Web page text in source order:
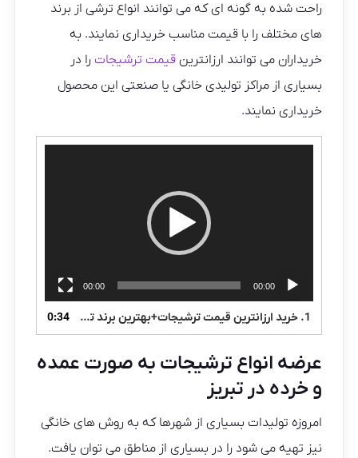
راحت شده به گونه ای که می توانند انواع ترشی از برند
های مختلف را با قیمت مناسب خریداری نمایند. به
خریداران می توانند ارزانترینقیمت ترشیجات را در
بسیاری از مراکز تولیدی خانگی یا صنعتی این محصول
خریداری نمایند.
00:00
00:00
1. خرید ارزانترین قیمت ترشیجات+بهترین برند ترشیجات 0:34
عرضه انواع ترشیجات به صورت عمده
و خرده در تبریز
امروزه تولیدات بسیاری از شهرها که به روش های خانگی
نیز تهیه می شود را در بسیاری از مناطق می توان یافت.